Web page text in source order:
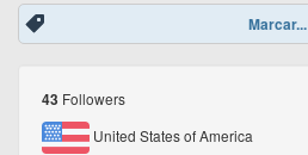
Marcar...
43 Followers
United States of America